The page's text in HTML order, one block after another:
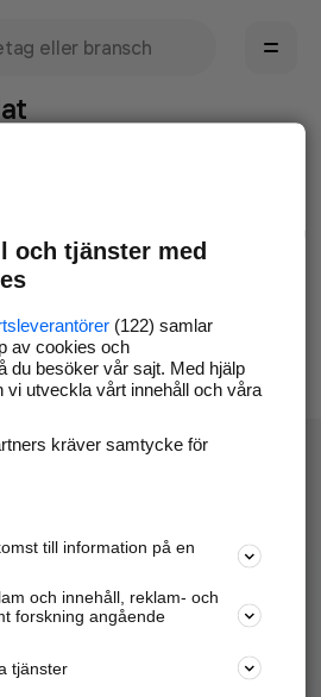
snabbare kan avhjälpa det.
i webbläsaren och försök igen
platser.
företagsinfo mm.
Marknadsför företaget
och tjänster med
(122) samlar
av cookies och
du besöker vår sajt. Med hjälp
vi utveckla vårt innehåll och våra
kräver samtycke för
till information på en
och innehåll, reklam- och
forskning angående
tjänster